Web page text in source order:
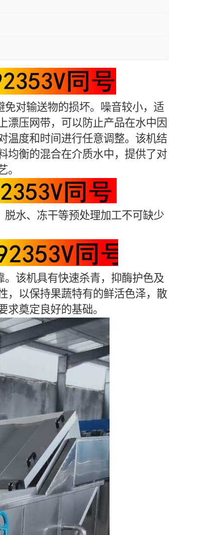
对输送物的损坏。噪音较小，适
漂压网带，可以防止产品在水中因
温度和时间进行任意调整。该机结
均衡的混合在介质水中，提供了对
水、冻干等预处理加工不可缺少
该机具有快速杀青，抑酶护色及
，以保持果蔬特有的鲜活色泽，散
奠定良好的基础。